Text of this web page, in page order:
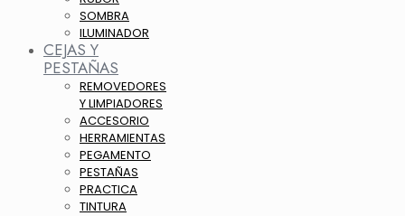
SOMBRA
ILUMINADOR
CEJAS Y
PESTAÑAS
REMOVEDORES
Y LIMPIADORES
ACCESORIO
HERRAMIENTAS
PEGAMENTO
PESTAÑAS
PRACTICA
TINTURA